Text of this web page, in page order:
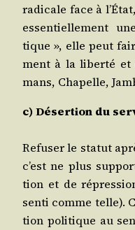
radi­cale face à
essen­tiel­le­ment
tique », elle peut
ment à la liber­té et
mans, Cha­pelle,
c) Déser­tion du
Refu­ser le sta­tut
c’est ne plus
tion et de
sen­ti comme telle).
tion poli­tique au